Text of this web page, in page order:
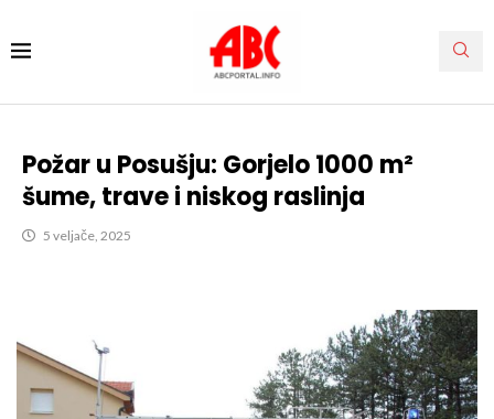
Požar u Posušju: Gorjelo 1000 m²
šume, trave i niskog raslinja
5 veljače, 2025